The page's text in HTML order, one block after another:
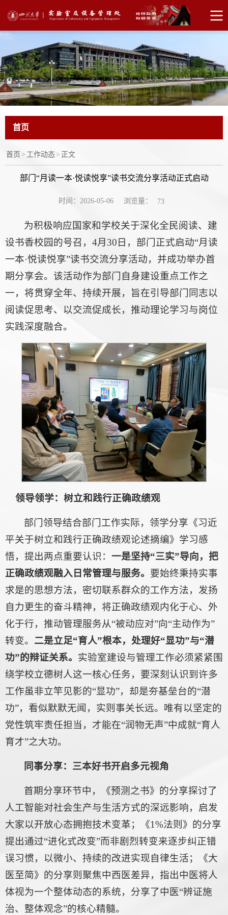
首页
首页 > 工作动态 > 正文
部门“月读一本·悦读悦享”读书交流分享活动正式启动
时间：2026-05-06 浏览量： 73
为积极响应国家和学校关于深化全民阅读、建
设书香校园的号召，4月30日，部门正式启动“月读
一本·悦读悦享”读书交流分享活动，并成功举办首
期分享会。该活动作为部门自身建设重点工作之
一，将贯穿全年、持续开展，旨在引导部门同志以
阅读促思考、以交流促成长，推动理论学习与岗位
实践深度融合。
领导领学：树立和践行正确政绩观
部门领导结合部门工作实际，领学分享《习近
平关于树立和践行正确政绩观论述摘编》学习感
悟，提出两点重要认识： 一是坚持“三实”导向，把
正确政绩观融入日常管理与服务。 要始终秉持实事
求是的思想方法，密切联系群众的工作方法，发扬
自力更生的奋斗精神，将正确政绩观内化于心、外
化于行，推动管理服务从“被动应对”向“主动作为”
转变。 二是立足“育人”根本，处理好“显功”与“潜
功”的辩证关系。 实验室建设与管理工作必须紧紧围
绕学校立德树人这一核心任务，要深刻认识到许多
工作虽非立竿见影的“显功”，却是夯基垒台的“潜
功”，看似默默无闻，实则事关长远。唯有以坚定的
党性筑牢责任担当，才能在“润物无声”中成就“育人
育才”之大功。
同事分享：三本好书开启多元视角
首期分享环节中，《预测之书》的分享探讨了
人工智能对社会生产与生活方式的深远影响，启发
大家以开放心态拥抱技术变革；《1%法则》的分享
提出通过“进化式改变”而非剧烈转变来逐步纠正错
误习惯，以微小、持续的改进实现自律生活；《大
医至简》的分享则聚焦中西医差异，指出中医将人
体视为一个整体动态的系统，分享了中医“辨证施
治、整体观念”的核心精髓。